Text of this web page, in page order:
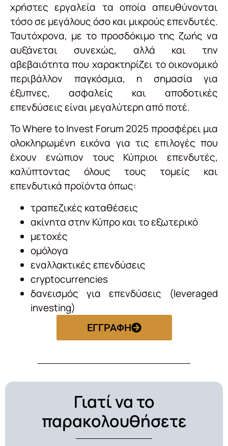
χρήστες εργαλεία τα οποία απευθύνονται
τόσο σε μεγάλους όσο και μικρούς επενδυτές.
Ταυτόχρονα, με το προσδόκιμο της ζωής να
αυξάνεται συνεχώς, αλλά και την
αβεβαιότητα που χαρακτηρίζει το οικονομικό
περιβάλλον παγκόσμια, η σημασία για
έξυπνες, ασφαλείς και αποδοτικές
επενδύσεις είναι μεγαλύτερη από ποτέ.
Το Where to Invest Forum 2025 προσφέρει μια
ολοκληρωμένη εικόνα για τις επιλογές που
έχουν ενώπιον τους Κύπριοι επενδυτές,
καλύπτοντας όλους τους τομείς και
επενδυτικά προϊόντα όπως:
τραπεζικές καταθέσεις
ακίνητα στην Κύπρο και το εξωτερικό
μετοχές
ομόλογα
εναλλακτικές επενδύσεις
cryptocurrencies
δανεισμός για επενδύσεις (leveraged
investing)
ΕΓΓΡΑΦΗ
Γιατί να το
παρακολουθήσετε